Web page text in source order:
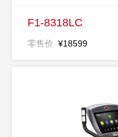
F1-8318LC
零售价 ¥18599